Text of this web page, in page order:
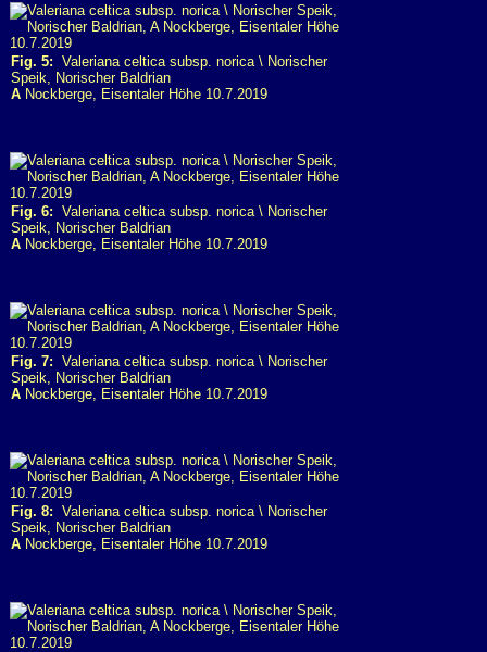
Fig. 5: Valeriana celtica subsp. norica \ Norischer
Speik, Norischer Baldrian
A Nockberge, Eisentaler Höhe 10.7.2019
Fig. 6: Valeriana celtica subsp. norica \ Norischer
Speik, Norischer Baldrian
A Nockberge, Eisentaler Höhe 10.7.2019
Fig. 7: Valeriana celtica subsp. norica \ Norischer
Speik, Norischer Baldrian
A Nockberge, Eisentaler Höhe 10.7.2019
Fig. 8: Valeriana celtica subsp. norica \ Norischer
Speik, Norischer Baldrian
A Nockberge, Eisentaler Höhe 10.7.2019